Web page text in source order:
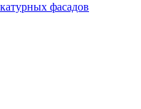
фасадов